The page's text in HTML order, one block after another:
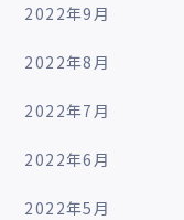
2022年9月
2022年8月
2022年7月
2022年6月
2022年5月